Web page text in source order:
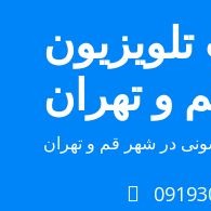
و تهران
در شهر قم و تهران